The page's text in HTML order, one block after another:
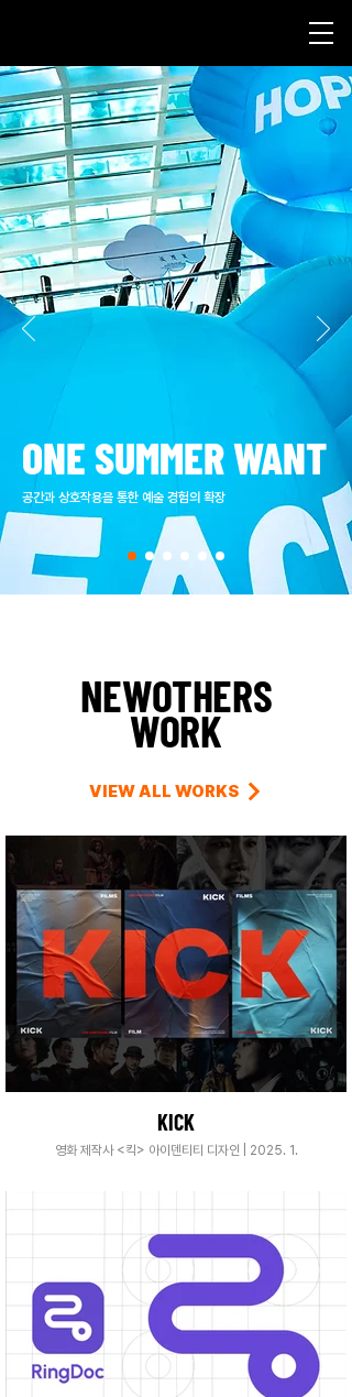
ONE SUMMER WANT
​공간과 상호작용을 통한 예술 경험의 확장
NEWOTHERS
WORK
VIEW ALL WORKS
KICK
영화 제작사 <킥> 아이덴티티 디자인 | 2025. 1.